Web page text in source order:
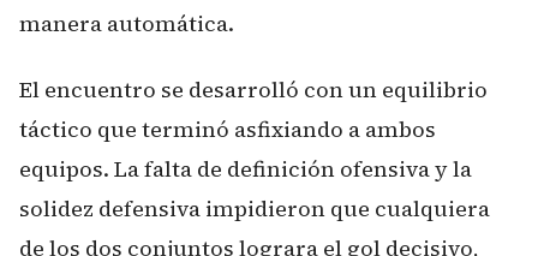
manera automática.
El encuentro se desarrolló con un equilibrio
táctico que terminó asfixiando a ambos
equipos. La falta de definición ofensiva y la
solidez defensiva impidieron que cualquiera
de los dos conjuntos lograra el gol decisivo,